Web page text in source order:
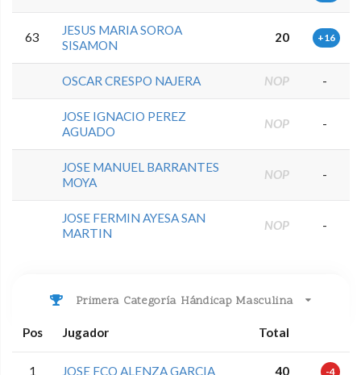
63
JESUS MARIA SOROA
SISAMON
20 +16
OSCAR CRESPO NAJERA NOP -
JOSE IGNACIO PEREZ
AGUADO
NOP -
JOSE MANUEL BARRANTES
MOYA
NOP -
JOSE FERMIN AYESA SAN
MARTIN
NOP -
Primera Categoría Hándicap Masculina
Pos Jugador Total
1 JOSE FCO ALENZA GARCIA 40 -4